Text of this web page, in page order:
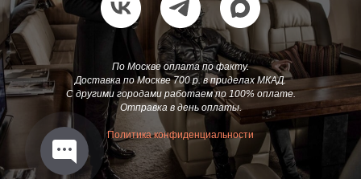
По Москве оплата по факту.
Доставка по Москве 700 р. в приделах МКАД.
С другими городами работаем по 100% оплате.
Отправка в день оплаты.
Политика конфиденциальности